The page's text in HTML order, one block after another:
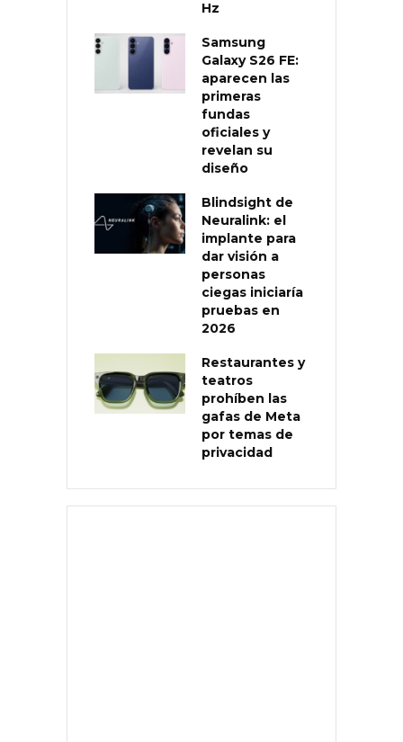
Hz
Samsung
Galaxy S26 FE:
aparecen las
primeras
fundas
oficiales y
revelan su
diseño
Blindsight de
Neuralink: el
implante para
dar visión a
personas
ciegas iniciaría
pruebas en
2026
Restaurantes y
teatros
prohíben las
gafas de Meta
por temas de
privacidad